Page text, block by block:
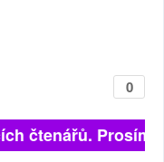
0
čtenářů.